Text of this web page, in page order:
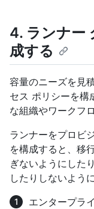
4. ランナー
成する
容量のニーズを見
セス ポリシーを構
な組織やワークフ
ランナーをプロビ
を構成すると、移
ぎないようにした
したりしないよう
エンタープラ